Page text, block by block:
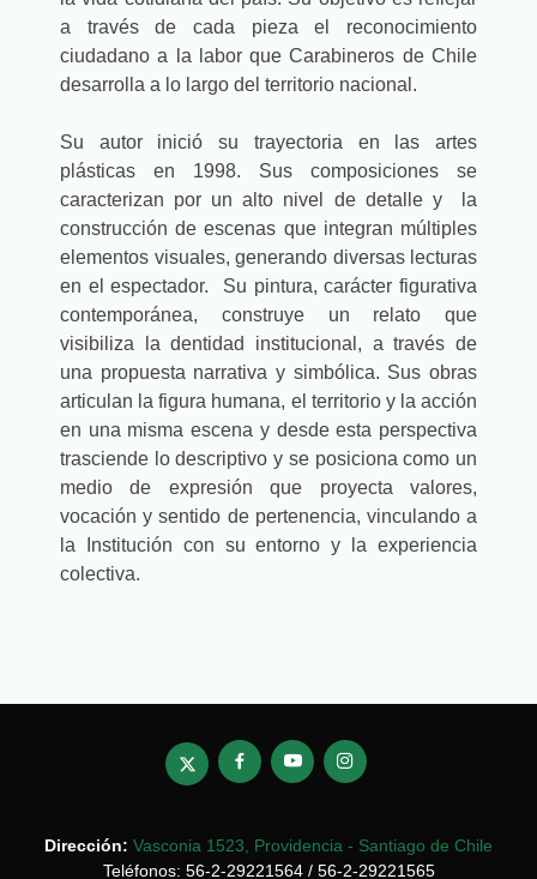
a través de cada pieza el
reconocimiento
ciudadano a la labor que Carabineros de Chile
desarrolla a lo largo del territorio nacional.
Su autor inició su trayectoria en las artes
plásticas en 1998. Sus composiciones se
caracterizan por un alto nivel de detalle y la
construcción de escenas que integran múltiples
elementos visuales, generando diversas lecturas
en el espectador. Su pintura, carácter figurativa
contemporánea, construye un relato que
visibiliza la dentidad institucional, a través de
una propuesta narrativa y simbólica. Sus obras
articulan la figura humana, el territorio y la acción
en una misma escena y desde esta perspectiva
trasciende lo descriptivo y se posiciona como un
medio de expresión que proyecta valores,
vocación y sentido de pertenencia, vinculando a
la Institución con su entorno y la experiencia
colectiva.
Dirección: Vasconia 1523, Providencia - Santiago de Chile
Teléfonos: 56-2-29221564 / 56-2-29221565